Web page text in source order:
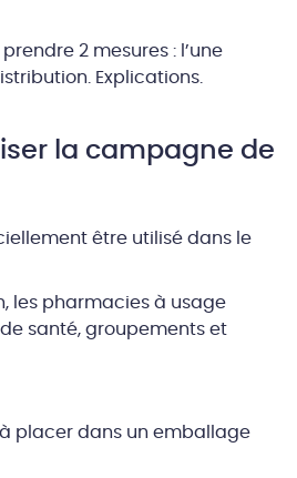
2 mesures : l’une
Explications.
la campagne de
être utilisé dans le
les pharmacies à usage
santé, groupements et
placer dans un emballage